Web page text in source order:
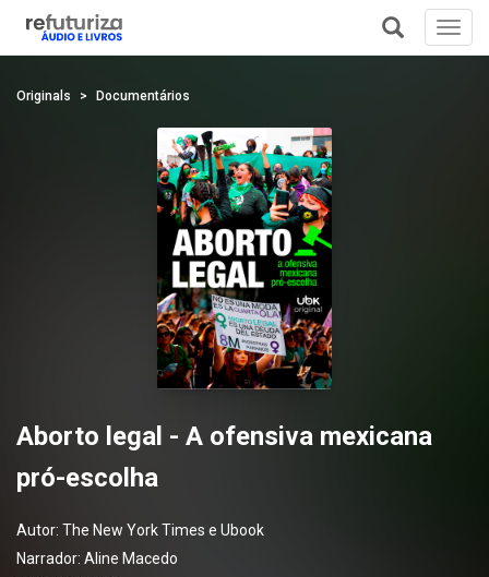
Originals Documentários
Aborto legal - A ofensiva mexicana
pró-escolha
Autor: The New York Times e Ubook
Narrador: Aline Macedo